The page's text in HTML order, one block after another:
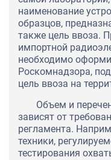
наименование
образцов,
также цель ввоза.
импортной
необходимо
Роскомнадзора,
цель ввоза на
Объем и
зависят от
регламента.
техники,
тестирования